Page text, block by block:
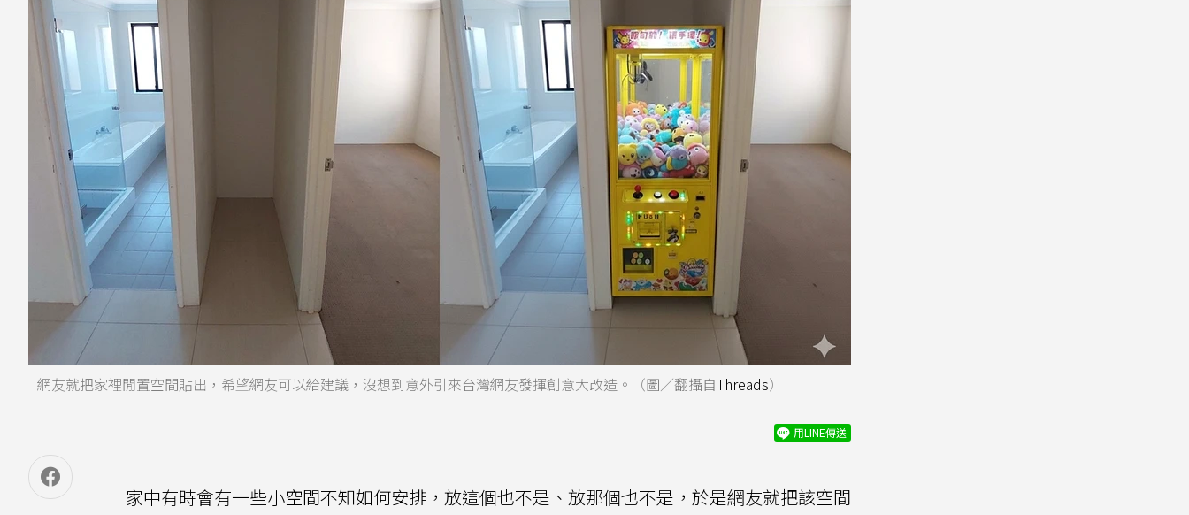
網友就把家裡閒置空間貼出，希望網友可以給建議，沒想到意外引來台灣網友發揮創意大改造。（圖／翻攝自Threads）
用LINE傳送
家中有時會有一些小空間不知如何安排，放這個也不是、放那個也不是，於是網友就把該空間